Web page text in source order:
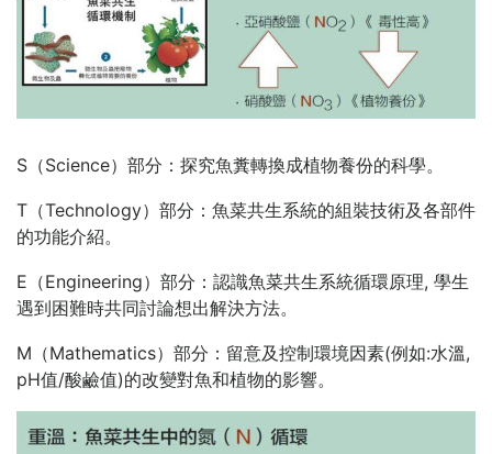
S（Science）部分：探究魚糞轉換成植物養份的科學。
T（Technology）部分：魚菜共生系統的組裝技術及各部件
的功能介紹。
E（Engineering）部分：認識魚菜共生系統循環原理, 學生
遇到困難時共同討論想出解決方法。
M（Mathematics）部分：留意及控制環境因素(例如:水溫,
pH值/酸鹼值)的改變對魚和植物的影響。